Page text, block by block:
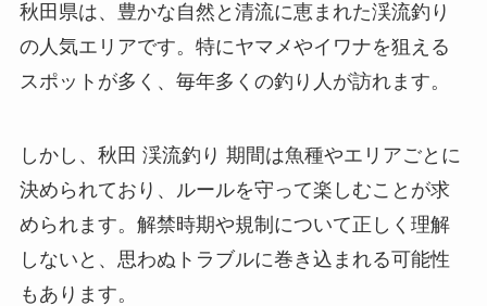
秋田県は、豊かな自然と清流に恵まれた渓流釣り
の人気エリアです。特にヤマメやイワナを狙える
スポットが多く、毎年多くの釣り人が訪れます。
しかし、秋田 渓流釣り 期間は魚種やエリアごとに
決められており、ルールを守って楽しむことが求
められます。解禁時期や規制について正しく理解
しないと、思わぬトラブルに巻き込まれる可能性
もあります。